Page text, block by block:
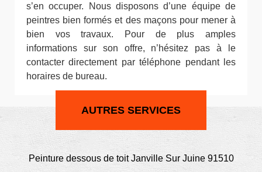
s’en occuper. Nous disposons d’une équipe de
peintres bien formés et des maçons pour mener à
bien vos travaux. Pour de plus amples
informations sur son offre, n’hésitez pas à le
contacter directement par téléphone pendant les
horaires de bureau.
AUTRES SERVICES
Peinture dessous de toit Janville Sur Juine 91510